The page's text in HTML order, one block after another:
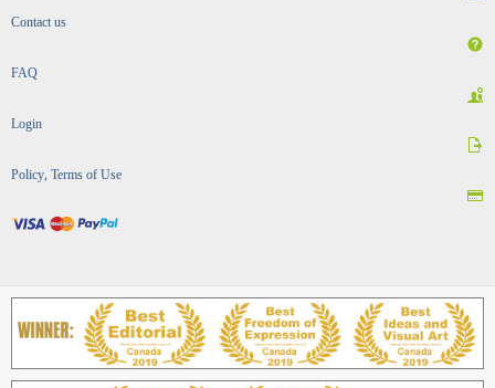
Contact us
FAQ
Login
Policy, Terms of Use